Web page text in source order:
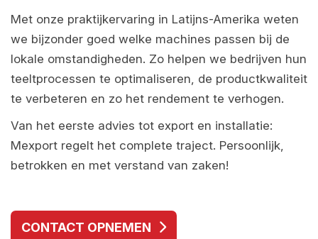
Met onze praktijkervaring in Latijns-Amerika weten
we bijzonder goed welke machines passen bij de
lokale omstandigheden. Zo helpen we bedrijven hun
teeltprocessen te optimaliseren, de productkwaliteit
te verbeteren en zo het rendement te verhogen.
Van het eerste advies tot export en installatie:
Mexport regelt het complete traject. Persoonlijk,
betrokken en met verstand van zaken!
CONTACT OPNEMEN